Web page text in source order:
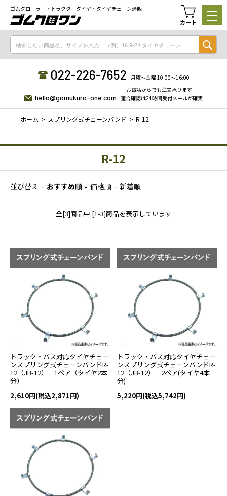
ゴムクローラー・トラクタータイヤ・タイヤチェーン通販
カート
022-226-7652 月曜〜金曜 10:00〜16:00
hello@gomukuro-one.com
お電話からでも注文承ります！
適合確認は24時間受付メールが確実
ホーム スプリング式チェーンバンド R-12
R-12
並び替え おすすめ順 価格順 新着順
全[3]商品中 [1-3]商品を表示しています
トラック・バス対応タイヤチェー
ンスプリング式チェーンバンドR-
12（JB-12） 1ペア（タイヤ2本
分）
2,610円(税込2,871円)
トラック・バス対応タイヤチェー
ンスプリング式チェーンバンドR-
12（JB-12） 2ペア(タイヤ4本
分)
5,220円(税込5,742円)